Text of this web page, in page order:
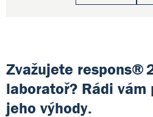
Zvažujete respons®
laboratoř? Rádi vám
jeho výhody.